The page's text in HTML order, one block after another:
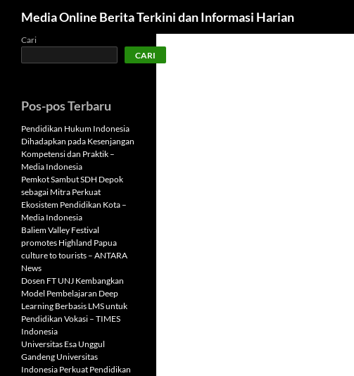
Langsung
Media Online Berita Terkini dan Informasi Harian
Cari
CARI
Pos-pos Terbaru
Pendidikan Hukum Indonesia
Dihadapkan pada Kesenjangan
Kompetensi dan Praktik –
Media Indonesia
Pemkot Sambut SDH Depok
sebagai Mitra Perkuat
Ekosistem Pendidikan Kota –
Media Indonesia
Baliem Valley Festival
promotes Highland Papua
culture to tourists – ANTARA
News
Dosen FT UNJ Kembangkan
Model Pembelajaran Deep
Learning Berbasis LMS untuk
Pendidikan Vokasi – TIMES
Indonesia
Universitas Esa Unggul
Gandeng Universitas
Indonesia Perkuat Pendidikan